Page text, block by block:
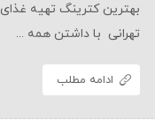
بهترین کترینگ تهیه
تهرانی با داشتن همه ...
ادامه مطلب